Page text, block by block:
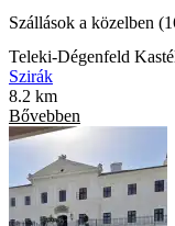
Szállások a közelben
Teleki-Dégenfeld
Szirák
8.2 km
Bővebben